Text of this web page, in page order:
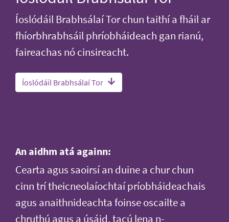
Íoslódáil Brabhsálaí Tor chun taithí a fháil ar
fhíorbhrabhsáil phríobháideach gan rianú,
faireachas nó cinsireacht.
Íoslódáil Brabhsálaí Tor
An aidhm atá againn:
Cearta agus saoirsí an duine a chur chun
cinn trí theicneolaíochtaí príobháideachais
agus anaithnideachta foinse oscailte a
chruthú agus a úsáid, tacú lena n-